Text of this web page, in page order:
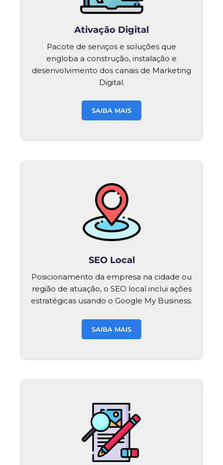
Ativação Digital
Pacote de serviços e soluções que
engloba a construção, instalação e
desenvolvimento dos canais de Marketing
Digital.
SAIBA MAIS
SEO Local
Posicionamento da empresa na cidade ou
região de atuação, o SEO local inclui ações
estratégicas usando o Google My Business.
SAIBA MAIS